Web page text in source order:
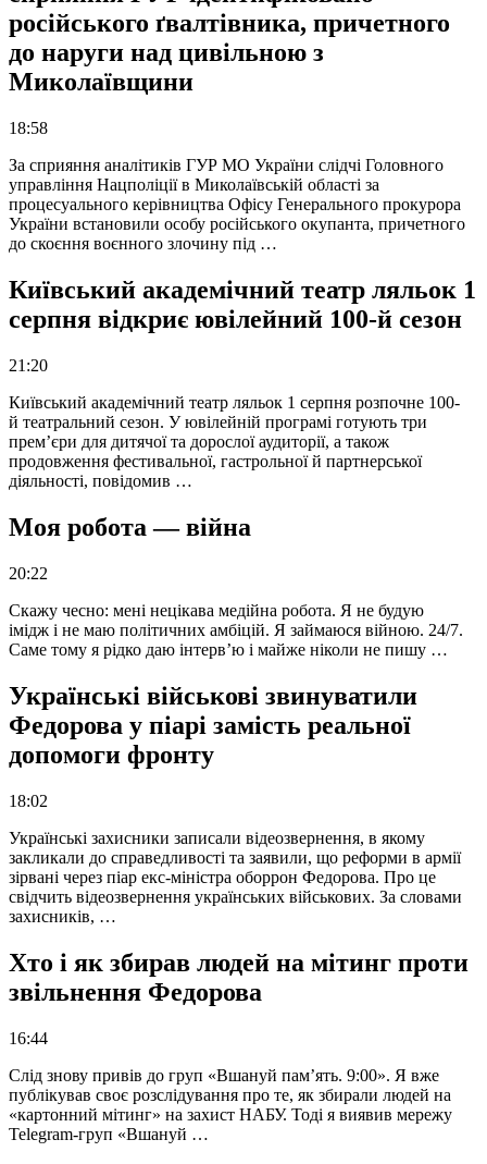
російського ґвалтівника, причетного
до наруги над цивільною з
Миколаївщини
18:58
За сприяння аналітиків ГУР МО України слідчі Головного
управління Нацполіції в Миколаївській області за
процесуального керівництва Офісу Генерального прокурора
України встановили особу російського окупанта, причетного
до скоєння воєнного злочину під …
Київський академічний театр ляльок 1
серпня відкриє ювілейний 100-й сезон
21:20
Київський академічний театр ляльок 1 серпня розпочне 100-
й театральний сезон. У ювілейній програмі готують три
прем’єри для дитячої та дорослої аудиторії, а також
продовження фестивальної, гастрольної й партнерської
діяльності, повідомив …
Моя робота — війна
20:22
Скажу чесно: мені нецікава медійна робота. Я не будую
імідж і не маю політичних амбіцій. Я займаюся війною. 24/7.
Саме тому я рідко даю інтерв’ю і майже ніколи не пишу …
Українські військові звинуватили
Федорова у піарі замість реальної
допомоги фронту
18:02
Українські захисники записали відеозвернення, в якому
закликали до справедливості та заявили, що реформи в армії
зірвані через піар екс-міністра оборрон Федорова. Про це
свідчить відеозвернення українських військових. За словами
захисників, …
Хто і як збирав людей на мітинг проти
звільнення Федорова
16:44
Слід знову привів до груп «Вшануй пам’ять. 9:00». Я вже
публікував своє розслідування про те, як збирали людей на
«картонний мітинг» на захист НАБУ. Тоді я виявив мережу
Telegram-груп «Вшануй …